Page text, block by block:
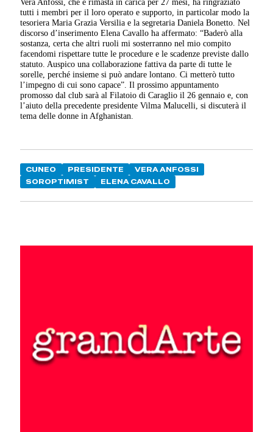
tutti i membri per il loro operato e supporto, in particolar modo la
tesoriera Maria Grazia Versilia e la segretaria Daniela Bonetto. Nel
discorso d’inserimento Elena Cavallo ha affermato: “Baderò alla
sostanza, certa che altri ruoli mi sosterranno nel mio compito
facendomi rispettare tutte le procedure e le scadenze previste dallo
statuto. Auspico una collaborazione fattiva da parte di tutte le
sorelle, perché insieme si può andare lontano. Ci metterò tutto
l’impegno di cui sono capace”. Il prossimo appuntamento
promosso dal club sarà al Filatoio di Caraglio il 26 gennaio e, con
l’aiuto della precedente presidente Vilma Malucelli, si discuterà il
tema delle donne in Afghanistan.
CUNEO PRESIDENTE
VERA ANFOSSI
SOROPTIMIST
ELENA CAVALLO